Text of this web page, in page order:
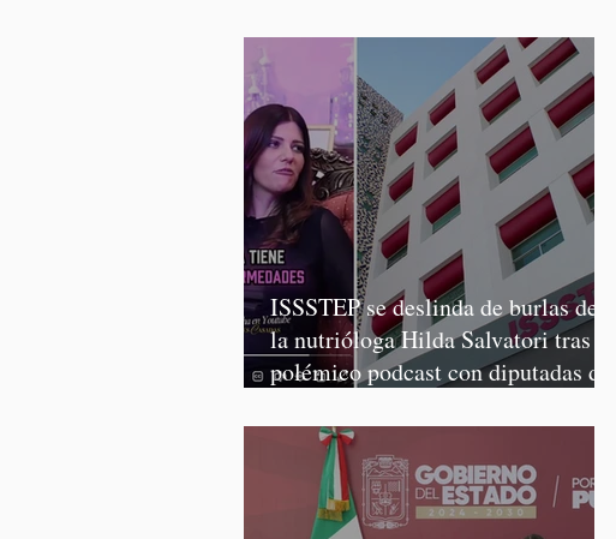
ISSSTEP se deslinda de burlas de
la nutrióloga Hilda Salvatori tras
polémico podcast con diputadas de